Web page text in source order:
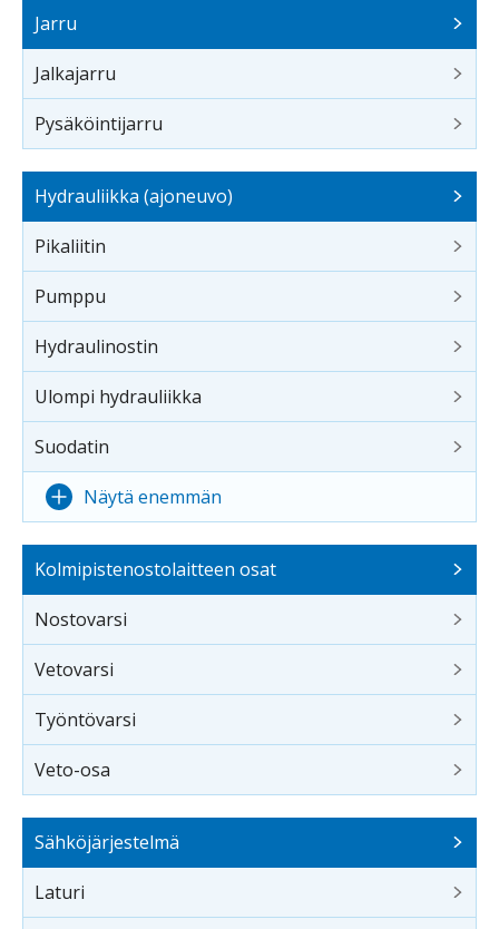
Jarru
Jalkajarru
Pysäköintijarru
Hydrauliikka (ajoneuvo)
Pikaliitin
Pumppu
Hydraulinostin
Ulompi hydrauliikka
Suodatin
Näytä enemmän
Kolmipistenostolaitteen osat
Nostovarsi
Vetovarsi
Työntövarsi
Veto-osa
Sähköjärjestelmä
Laturi